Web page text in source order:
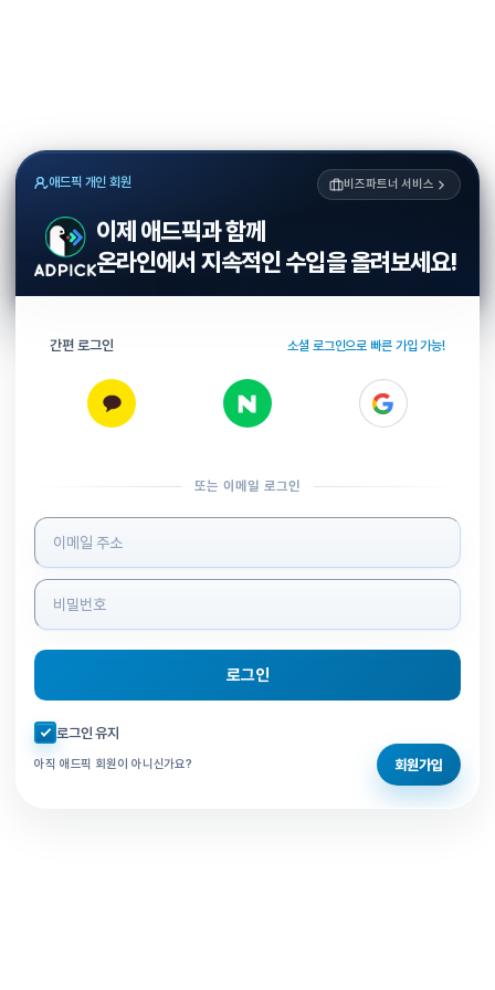
애드픽 개인 회원 비즈파트너 서비스
이제 애드픽과 함께
온라인에서 지속적인 수입을 올려보세요!
간편 로그인 소셜 로그인으로 빠른 가입 가능!
또는 이메일 로그인
로그인 정보 입력
로그인
자동로그인 체크
로그인 유지
아직 애드픽 회원이 아니신가요? 회원가입